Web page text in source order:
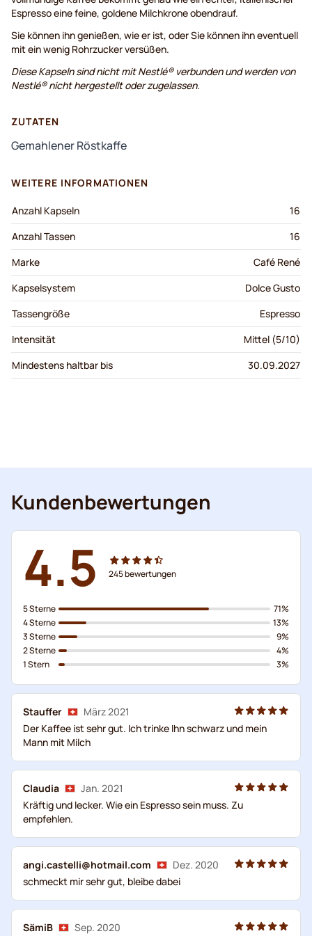
Espresso eine feine, goldene Milchkrone obendrauf.
Sie können ihn genießen, wie er ist, oder Sie können ihn eventuell
mit ein wenig Rohrzucker versüßen.
Diese Kapseln sind nicht mit Nestlé® verbunden und werden von
Nestlé® nicht hergestellt oder zugelassen.
ZUTATEN
Gemahlener Röstkaffe
WEITERE INFORMATIONEN
Anzahl Kapseln
16
Anzahl Tassen
16
Marke
Café René
Kapselsystem
Dolce Gusto
Tassengröße
Espresso
Intensität
Mittel (5/10)
Mindestens haltbar bis
30.09.2027
Kundenbewertungen
4.5 245bewertungen
5 Sterne
4 Sterne
3 Sterne
2 Sterne
1 Stern
71%
13%
9%
4%
3%
Stauffer
März 2021
Der Kaffee ist sehr gut. Ich trinke Ihn schwarz und mein
Mann mit Milch
Claudia
Jan. 2021
Kräftig und lecker. Wie ein Espresso sein muss. Zu
empfehlen.
angi.castelli@hotmail.com
Dez. 2020
schmeckt mir sehr gut, bleibe dabei
SämiB
Sep. 2020